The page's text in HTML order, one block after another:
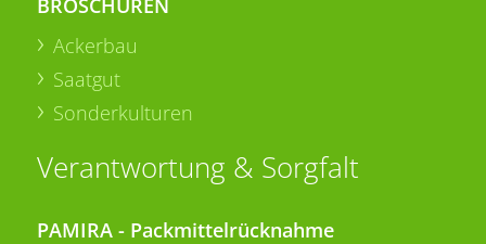
Ackerbau
Saatgut
Sonderkulturen
Verantwortung & Sorgfalt
PAMIRA - Packmittelrücknahme